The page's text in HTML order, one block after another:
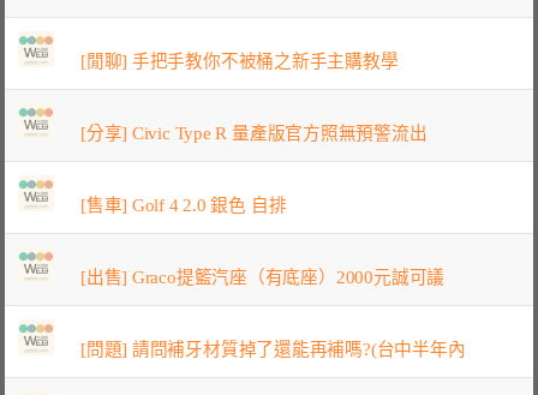
[閒聊] 手把手教你不被桶之新手主購教學
[分享] Civic Type R 量產版官方照無預警流出
[售車] Golf 4 2.0 銀色 自排
[出售] Graco提籃汽座（有底座）2000元誠可議
[問題] 請問補牙材質掉了還能再補嗎?(台中半年內